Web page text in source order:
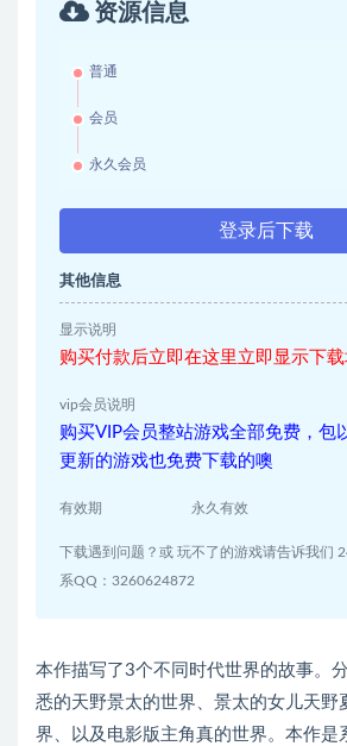
资源信息
普通
会员
永久会员
登录后下载
其他信息
显示说明
购买付款后立即在这里立即显示下载
vip会员说明
购买VIP会员整站游戏全部免费，包
更新的游戏也免费下载的噢
有效期 永久有效
下载遇到问题？或 玩不了的游戏请告诉我们
系QQ：3260624872
本作描写了3个不同时代世界的故事。
悉的天野景太的世界、景太的女儿天野
界、以及电影版主角真的世界。本作是